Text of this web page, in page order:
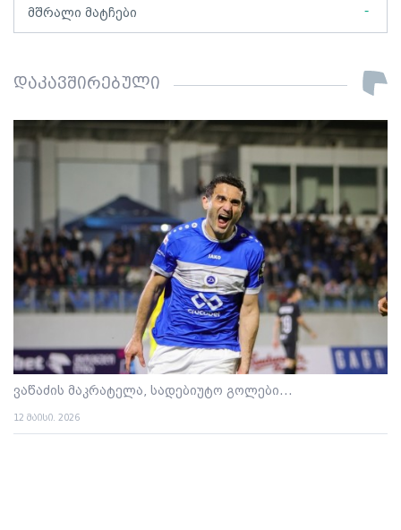
მშრალი მატჩები -
დაკავშირებული
ვაწაძის მაკრატელა, სადებიუტო გოლები...
12 მაისი. 2026